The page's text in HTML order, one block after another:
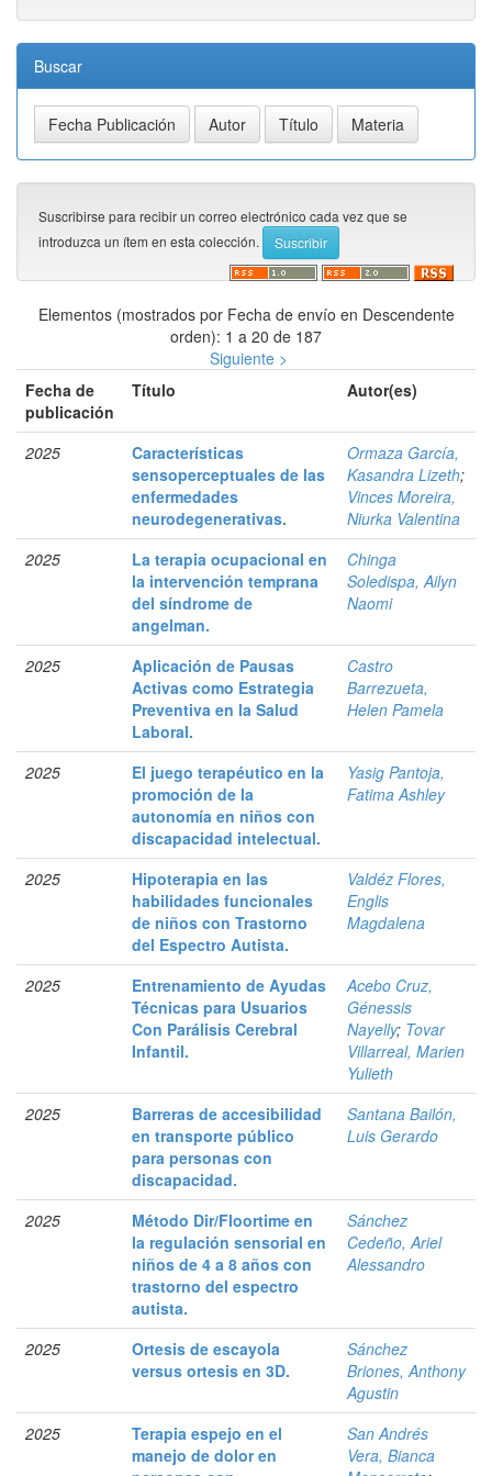
Buscar
Suscribirse para recibir un correo electrónico cada vez que se
introduzca un ítem en esta colección.
Elementos (mostrados por Fecha de envío en Descendente
orden): 1 a 20 de 187
Siguiente >
Fecha de
publicación
Título Autor(es)
2025
Características
sensoperceptuales de las
enfermedades
neurodegenerativas.
Ormaza García,
Kasandra Lizeth;
Vinces Moreira,
Niurka Valentina
2025
La terapia ocupacional en
la intervención temprana
del síndrome de
angelman.
Chinga
Soledispa, Ailyn
Naomi
2025
Aplicación de Pausas
Activas como Estrategia
Preventiva en la Salud
Laboral.
Castro
Barrezueta,
Helen Pamela
2025
El juego terapéutico en la
promoción de la
autonomía en niños con
discapacidad intelectual.
Yasig Pantoja,
Fatima Ashley
2025
Hipoterapia en las
habilidades funcionales
de niños con Trastorno
del Espectro Autista.
Valdéz Flores,
Englis
Magdalena
2025
Entrenamiento de Ayudas
Técnicas para Usuarios
Con Parálisis Cerebral
Infantil.
Acebo Cruz,
Génessis
Nayelly; Tovar
Villarreal, Marien
Yulieth
2025
Barreras de accesibilidad
en transporte público
para personas con
discapacidad.
Santana Bailón,
Luis Gerardo
2025
Método Dir/Floortime en
la regulación sensorial en
niños de 4 a 8 años con
trastorno del espectro
autista.
Sánchez
Cedeño, Ariel
Alessandro
2025
Ortesis de escayola
versus ortesis en 3D.
Sánchez
Briones, Anthony
Agustin
2025
Terapia espejo en el
manejo de dolor en
San Andrés
Vera, Bianca